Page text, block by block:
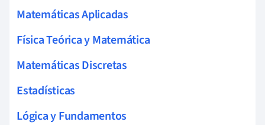
Matemáticas Aplicadas
Física Teórica y Matemática
Matemáticas Discretas
Estadísticas
Lógica y Fundamentos